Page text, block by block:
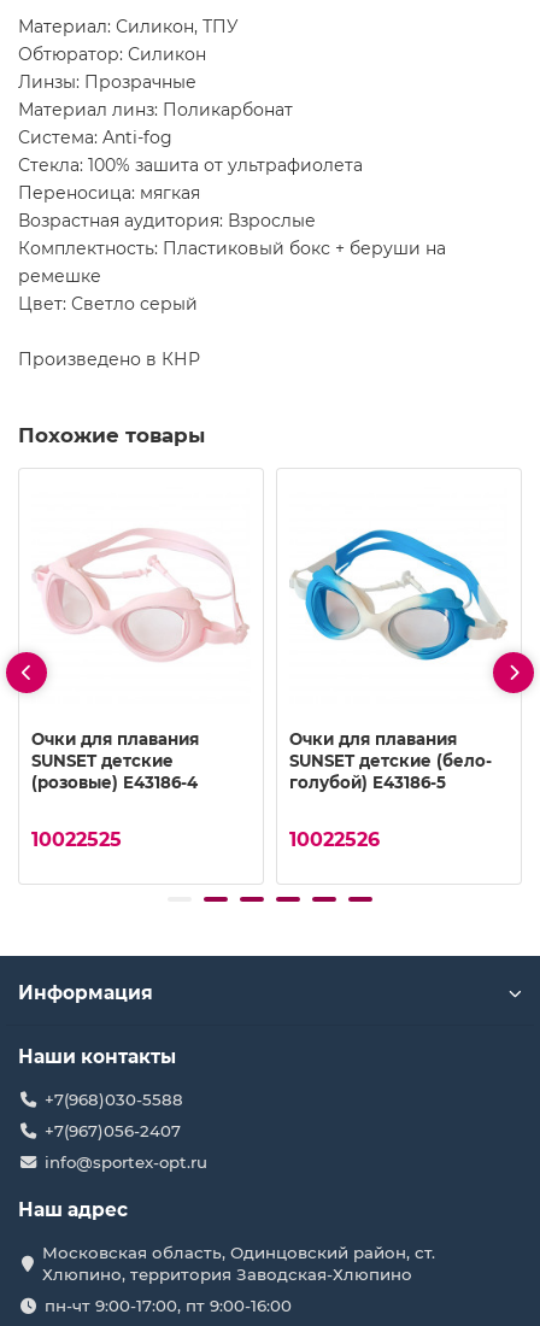
Материал: Силикон, ТПУ
Обтюратор: Силикон
Линзы: Прозрачные
Материал линз: Поликарбонат
Система: Anti-fog
Стекла: 100% зашита от ультрафиолета
Переносица: мягкая
Возрастная аудитория: Взрослые
Комплектность: Пластиковый бокс + беруши на
ремешке
Цвет: Светло серый
Произведено в КНР
Похожие товары
Очки для плавания
SUNSET детские
(розовые) E43186-4
10022525
Очки для плавания
SUNSET детские (бело-
голубой) E43186-5
10022526
Информация
Наши контакты
+7(968)030-5588
+7(967)056-2407
info@sportex-opt.ru
Наш адрес
Московская область, Одинцовский район, ст.
Хлюпино, территория Заводская-Хлюпино
пн-чт 9:00-17:00, пт 9:00-16:00